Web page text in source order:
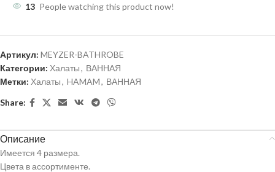
13 People watching this product now!
Артикул: MEYZER-BATHROBE
Категории: Халаты, ВАННАЯ
Метки: Халаты, HAMAM, ВАННАЯ
Share:
Описание
Имеется 4 размера.
Цвета в ассортименте.